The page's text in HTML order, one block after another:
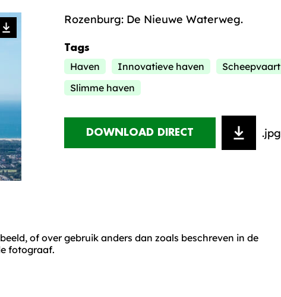
Rozenburg: De Nieuwe Waterweg.
Tags
Haven Innovatieve haven
Scheepvaart
Slimme haven
DOWNLOAD DIRECT .jpg
of over gebruik anders dan zoals beschreven in de
fotograaf.